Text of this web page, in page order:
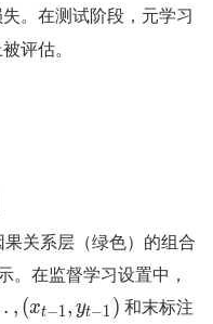
。在测试阶段，元学习
评估。
关系层（绿色）的组合
。在监督学习设置中，
, (xt−1, yt−1 ) 和末标注